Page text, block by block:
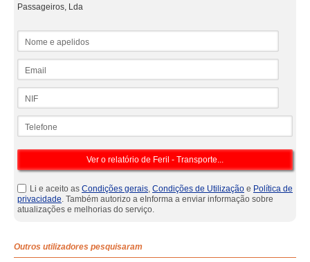
Passageiros, Lda
Li e aceito as Condições gerais, Condições de Utilização e Política de
privacidade. Também autorizo a eInforma a enviar informação sobre
atualizações e melhorias do serviço.
Outros utilizadores pesquisaram